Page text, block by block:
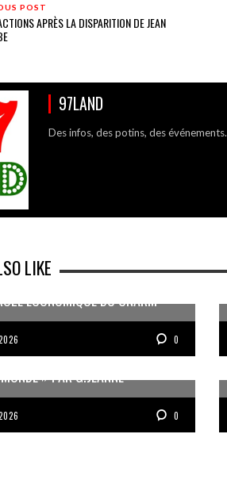
POST
APRÈS LA DISPARITION DE JEAN
97LAND
Des infos, des potins, des
LIKE
ÉCONOMIQUE DU CNARM
0
FORT ET RESPONSABLE FACE
» PAR G.JEANNE
0